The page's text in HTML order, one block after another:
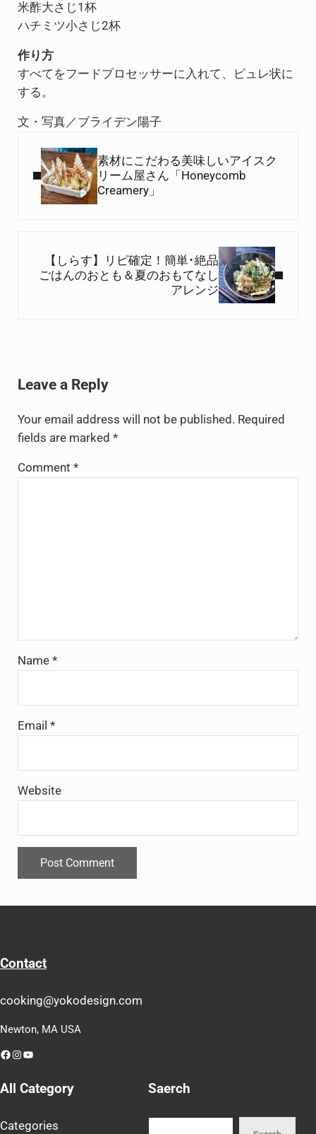
米酢大さじ1杯
ハチミツ小さじ2杯
作り方
すべてをフードプロセッサーに入れて、ピュレ状に
する。
文・写真／ブライデン陽子
素材にこだわる美味しいアイスク
リーム屋さん「Honeycomb
Creamery」
【しらす】リピ確定！簡単･絶品
ごはんのおとも＆夏のおもてなし
アレンジ
Leave a Reply
Your email address will not be published. Required
fields are marked *
Comment *
Name *
Email *
Website
Contact
cooking@yokodesign.com
Newton, MA USA
Facebook
Instagram
YouTube
All Category
Categories
Saerch